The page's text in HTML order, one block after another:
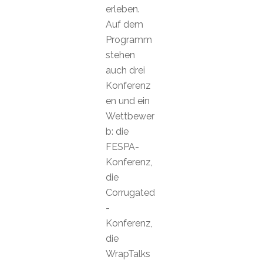
erleben.
Auf dem
Programm
stehen
auch drei
Konferenz
en und ein
Wettbewer
b: die
FESPA-
Konferenz,
die
Corrugated
-
Konferenz,
die
WrapTalks